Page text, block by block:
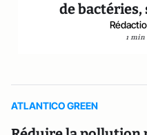
de
1
ATLANTICO GREEN